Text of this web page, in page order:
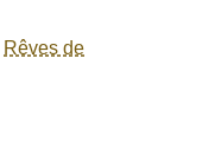
Rêves de